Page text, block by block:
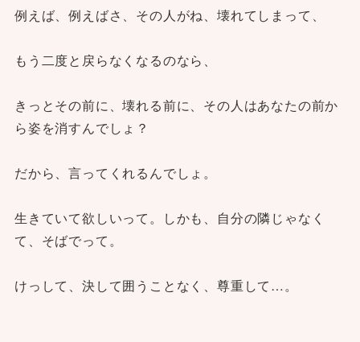
例えば、例えばさ、その人がね、壊れてしまって、
もう二度と戻らなくなるのなら、
きっとその前に、壊れる前に、その人はあなたの前か
ら姿を消すんでしょ？
だから、言ってくれるんでしょ。
生きていて欲しいって。しかも、自分の隣じゃなく
て、そばでって。
けっして、決して囲うことなく、尊重して…。